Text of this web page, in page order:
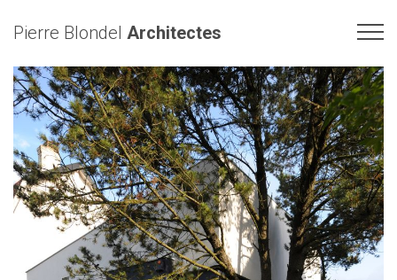
Pierre Blondel Architectes